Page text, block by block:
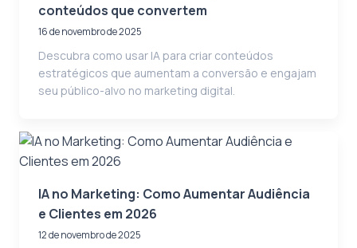
conteúdos que convertem
16 de novembro de 2025
Descubra como usar IA para criar conteúdos
estratégicos que aumentam a conversão e engajam
seu público-alvo no marketing digital.
IA no Marketing: Como Aumentar Audiência
e Clientes em 2026
12 de novembro de 2025